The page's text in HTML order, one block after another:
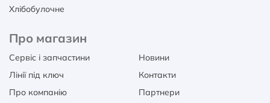
Хлібобулочне
Про магазин
Сервіс і запчастини
Новини
Лінії під ключ
Контакти
Про компанію
Партнери